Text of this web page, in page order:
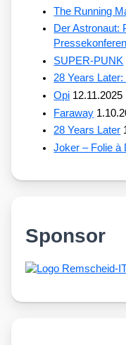
The Running
Der Astronaut:
SUPER-PUNK
28 Years
Opi 12.11.2025
Faraway
28 Years Later
Joker – Folie à
Sponsor